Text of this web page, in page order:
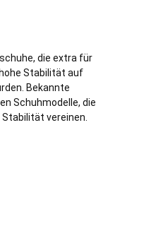
die extra für
Stabilität auf
Bekannte
Schuhmodelle, die
vereinen.